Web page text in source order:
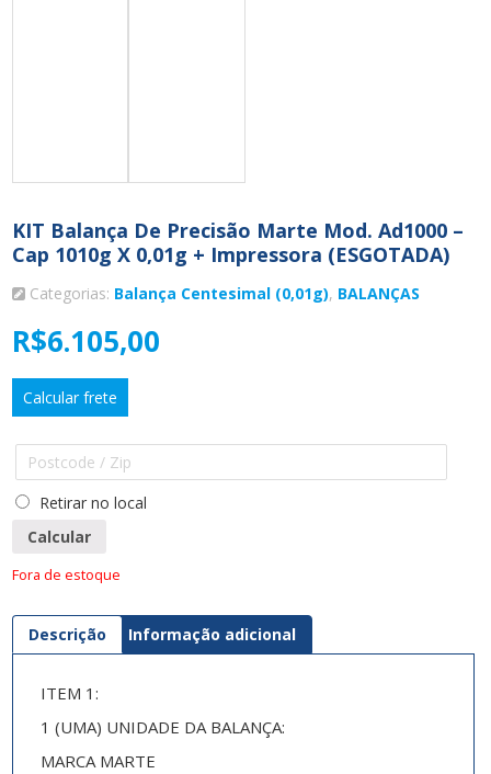
KIT Balança De Precisão Marte Mod. Ad1000 –
Cap 1010g X 0,01g + Impressora (ESGOTADA)
Categorias: Balança Centesimal (0,01g), BALANÇAS
R$6.105,00
Calcular frete
Retirar no local
Calcular
Fora de estoque
Descrição Informação adicional
ITEM 1:
1 (UMA) UNIDADE DA BALANÇA:
MARCA MARTE